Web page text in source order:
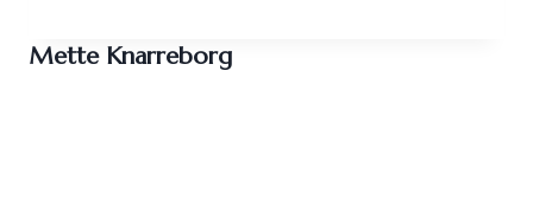
Mette Knarreborg